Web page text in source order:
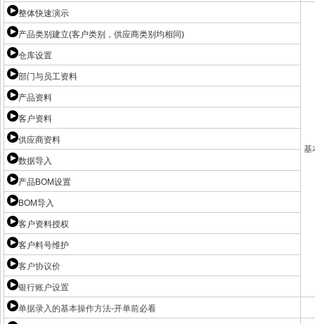
整体快速演示
基
产品类别建立(客户类别，供应商类别均相同)
仓库设置
部门与员工资料
产品资料
客户资料
供应商资料
数据导入
产品BOM设置
BOM导入
客户资料授权
客户料号维护
客户协议价
银行账户设置
单据录入的基本操作方法-开单前必看